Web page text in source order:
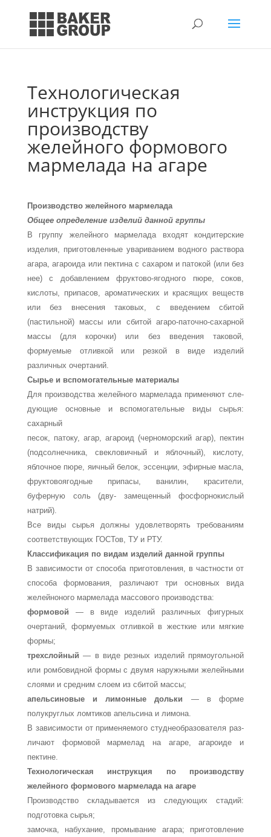
Технологическая
инструкция по
производству
желейного формового
мармелада на агаре
Производство желейного мармелада
Общее определение изделий данной группы
В группу желейного мармелада входят кондитерские
изде­лия, приготовленные увариванием водного раствора
агара, агароида или пектина с сахаром и патокой (или без
нее) с добавлением фруктово-ягодного пюре, соков,
кислоты, припа­сов, ароматических и красящих веществ
или без внесения таковых, с введением сбитой
(пастильной) массы или сбитой агаро-паточно-сахарной
массы (для корочки) или без введе­ния таковой,
формуемые отливкой или резкой в виде изделий
различных очертаний.
Сырье и вспомогательные материалы
Для производства желейного мармелада применяют сле­
дующие основные и вспомогательные виды сырья:
сахарный
песок, патоку, агар, агароид (черноморский агар), пектин
(подсолнечника, свекловичный и яблочный), кислоту,
яблоч­ное пюре, яичный белок, эссенции, эфирные масла,
фруктово­ягодные припасы, ванилин, красители,
буферную соль (дву- замещенный фосфорнокислый
натрий).
Все виды сырья должны удовлетворять требованиям
соот­ветствующих ГОСТов, ТУ и РТУ.
Классификация по видам изделий данной группы
В зависимости от способа приготовления, в частности от
способа формования, различают три основных вида
желейно­ного мармелада массового производства:
формовой — в виде изделий различных фигурных
очерта­ний, формуемых отливкой в жесткие или мягкие
формы;
трехслойный — в виде резных изделий прямоугольной
или ромбовидной формы с двумя наружными желейными
слоями и средним слоем из сбитой массы;
апельсиновые и лимонные дольки — в форме
полукруглых ломтиков апельсина и лимона.
В зависимости от применяемого студнеобразователя раз­
личают формовой мармелад на агаре, агароиде и
пектине.
Технологическая инструкция по производству
желейного формового мармелада на агаре
Производство складывается из следующих стадий:
подготовка сырья;
замочка, набухание, промывание агара; приготовление